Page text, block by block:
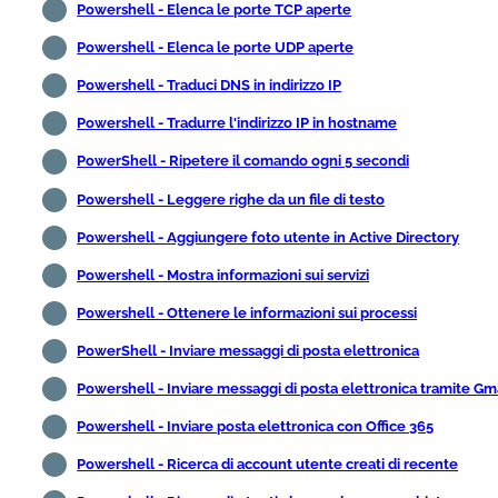
Powershell - Elenca le porte TCP aperte
Powershell - Elenca le porte UDP aperte
Powershell - Traduci DNS in indirizzo IP
Powershell - Tradurre l'indirizzo IP in hostname
PowerShell - Ripetere il comando ogni 5 secondi
Powershell - Leggere righe da un file di testo
Powershell - Aggiungere foto utente in Active Directory
Powershell - Mostra informazioni sui servizi
Powershell - Ottenere le informazioni sui processi
PowerShell - Inviare messaggi di posta elettronica
Powershell - Inviare messaggi di posta elettronica tramite
Powershell - Inviare posta elettronica con Office 365
Powershell - Ricerca di account utente creati di recente